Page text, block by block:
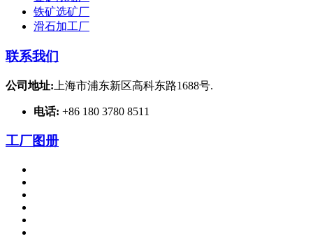
铁矿选矿厂
滑石加工厂
联系我们
公司地址: 上海市浦东新区高科东路1688号.
电话: +86 180 3780 8511
工厂图册